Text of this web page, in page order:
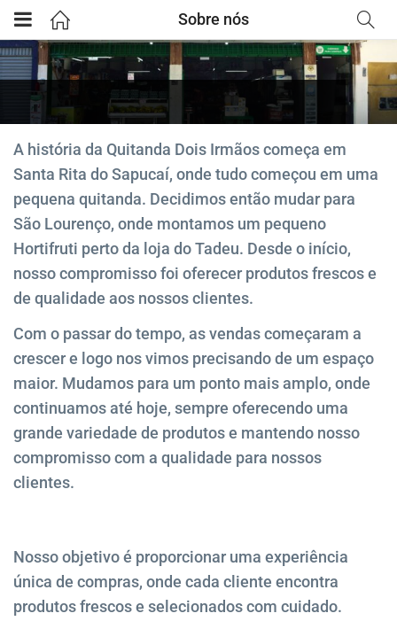
Sobre nós
A história da Quitanda Dois Irmãos começa em
Santa Rita do Sapucaí, onde tudo começou em uma
pequena quitanda. Decidimos então mudar para
São Lourenço, onde montamos um pequeno
Hortifruti perto da loja do Tadeu. Desde o início,
nosso compromisso foi oferecer produtos frescos e
de qualidade aos nossos clientes.
Com o passar do tempo, as vendas começaram a
crescer e logo nos vimos precisando de um espaço
maior. Mudamos para um ponto mais amplo, onde
continuamos até hoje, sempre oferecendo uma
grande variedade de produtos e mantendo nosso
compromisso com a qualidade para nossos
clientes.
Nosso objetivo é proporcionar uma experiência
única de compras, onde cada cliente encontra
produtos frescos e selecionados com cuidado.